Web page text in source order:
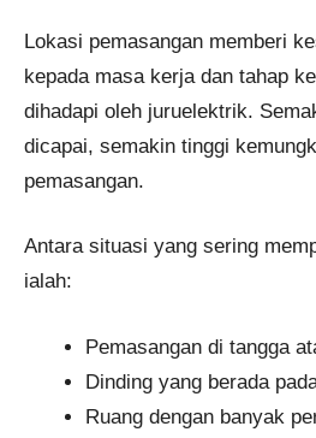
Lokasi pemasangan memberi
kepada masa kerja dan tahap
dihadapi oleh juruelektrik.
dicapai, semakin tinggi
pemasangan.
Antara situasi yang sering
ialah:
Pemasangan di tangga
Dinding yang berada
Ruang dengan banyak